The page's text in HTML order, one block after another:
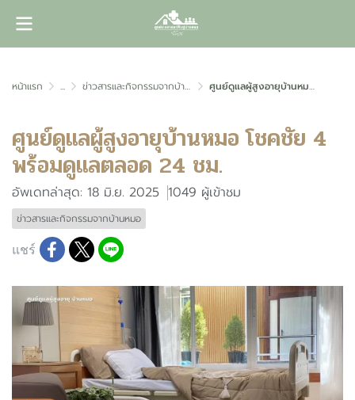
หน้าแรก ... ข่าวสารและกิจกรรมจากบ้านหมอ ศูนย์ดูแลผู้สูงอายุบ้านหมอ โชคชัย 4 พร้อมดูแลตลอด 24 ชม.
ศูนย์ดูแลผู้สูงอายุบ้านหมอ โชคชัย 4
พร้อมดูแลตลอด 24 ชม.
อัพเดทล่าสุด: 18 มิ.ย. 2025 1049 ผู้เข้าชม
ข่าวสารและกิจกรรมจากบ้านหมอ
แชร์